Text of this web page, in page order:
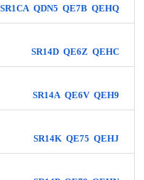
SR1CA QDN5 QE7B QEHQ
SR14D QE6Z QEHC
SR14A QE6V QEH9
SR14K QE75 QEHJ